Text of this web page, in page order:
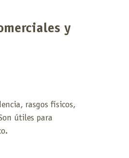
y
rasgos físicos,
útiles para